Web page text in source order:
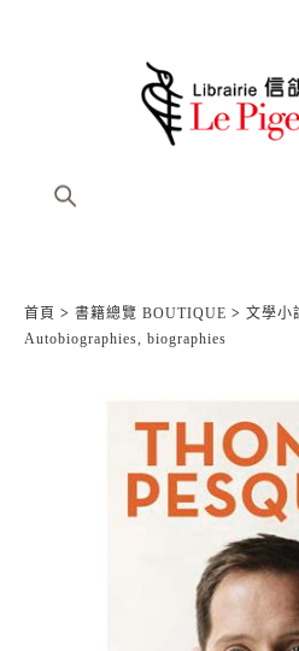
首頁 > 書籍總覽 BOUTIQUE > 文學小
Autobiographies, biographies